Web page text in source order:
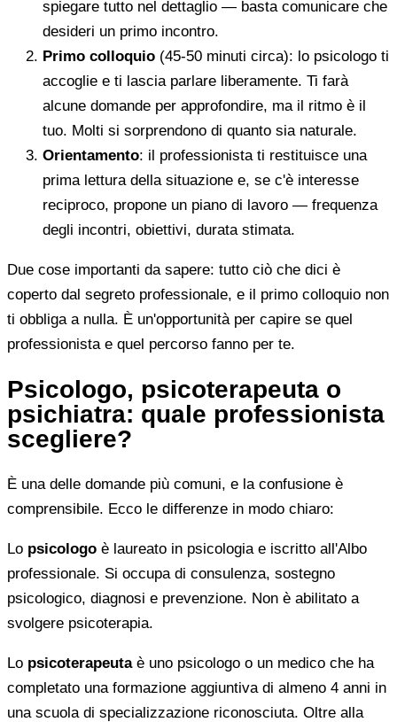
spiegare tutto nel dettaglio — basta comunicare che
desideri un primo incontro.
Primo colloquio (45-50 minuti circa): lo psicologo ti
accoglie e ti lascia parlare liberamente. Ti farà
alcune domande per approfondire, ma il ritmo è il
tuo. Molti si sorprendono di quanto sia naturale.
Orientamento: il professionista ti restituisce una
prima lettura della situazione e, se c'è interesse
reciproco, propone un piano di lavoro — frequenza
degli incontri, obiettivi, durata stimata.
Due cose importanti da sapere: tutto ciò che dici è
coperto dal segreto professionale, e il primo colloquio non
ti obbliga a nulla. È un'opportunità per capire se quel
professionista e quel percorso fanno per te.
Psicologo, psicoterapeuta o
psichiatra: quale professionista
scegliere?
È una delle domande più comuni, e la confusione è
comprensibile. Ecco le differenze in modo chiaro:
Lo psicologo è laureato in psicologia e iscritto all'Albo
professionale. Si occupa di consulenza, sostegno
psicologico, diagnosi e prevenzione. Non è abilitato a
svolgere psicoterapia.
Lo psicoterapeutaè uno psicologo o un medico che ha
completato una formazione aggiuntiva di almeno 4 anni in
una scuola di specializzazione riconosciuta. Oltre alla